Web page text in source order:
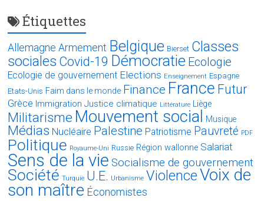
Étiquettes
Allemagne Armement Belgique Bierset Classes
sociales Covid-19 Démocratie Ecologie
Ecologie de gouvernement Elections Enseignement Espagne
Etats-Unis Faim dans le monde Finance France Futur
Grèce Immigration Justice climatique Littérature Liège
Militarisme Mouvement social Musique
Médias Nucléaire Palestine Patriotisme Pauvreté PDF
Politique Royaume-Uni Russie Région wallonne Salariat
Sens de la vie Socialisme de gouvernement
Société Turquie U.E. Urbanisme ViolenceVoix de
son maître Économistes